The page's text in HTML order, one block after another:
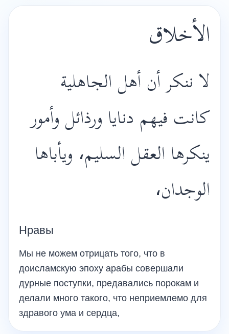
الأخلاق
لا ننكر أن أهل الجاهلية
كانت فيهم دنايا ورذائل وأمور
ينكرها العقل السليم، ويأباها
الوجدان،
Нравы
Мы не можем отрицать того, что в
доисламскую эпоху арабы совершали
дурные поступки, предавались порокам и
делали много такого, что неприемлемо для
здравого ума и сердца,